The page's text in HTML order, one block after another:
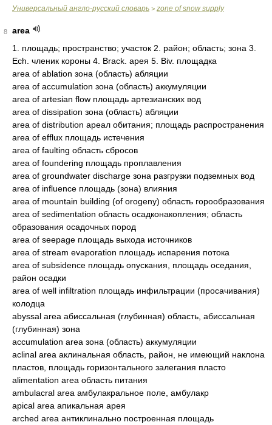
Универсальный англо-русский словарь > zone of snow supply
8
area
1. площадь; пространство; участок 2. район; область; зона 3.
Ech. членик короны 4. Brack. арея 5. Biv. площадка
area of ablation зона (область) абляции
area of accumulation зона (область) аккумуляции
area of artesian flow площадь артезианских вод
area of dissipation зона (область) абляции
area of distribution ареал обитания; площадь распространения
area of efflux площадь истечения
area of faulting область сбросов
area of foundering площадь проплавления
area of groundwater discharge зона разгрузки подземных вод
area of influence площадь (зона) влияния
area of mountain building (of orogeny) область горообразования
area of sedimentation область осадконакопления; область
образования осадочных пород
area of seepage площадь выхода источников
area of stream evaporation площадь испарения потока
area of subsidence площадь опускания, площадь оседания,
район осадки
area of well infiltration площадь инфильтрации (просачивания)
колодца
abyssal area абиссальная (глубинная) область, абиссальная
(глубинная) зона
accumulation area зона (область) аккумуляции
aclinal area аклинальная область, район, не имеющий наклона
пластов, площадь горизонтального залегания пласто
alimentation area область питания
ambulacral area амбулакральное поле, амбулакр
apical area апикальная арея
arched area антиклинально построенная площадь